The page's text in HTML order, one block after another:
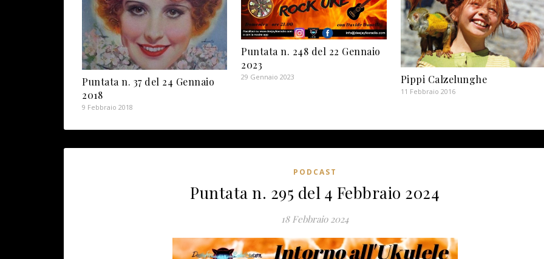
Puntata n. 37 del 24 Gennaio
2018
9 Febbraio 2018
Puntata n. 248 del 22 Gennaio
2023
29 Gennaio 2023 Pippi Calzelunghe
11 Febbraio 2016
PODCAST
Puntata n. 295 del 4 Febbraio 2024
18 Febbraio 2024